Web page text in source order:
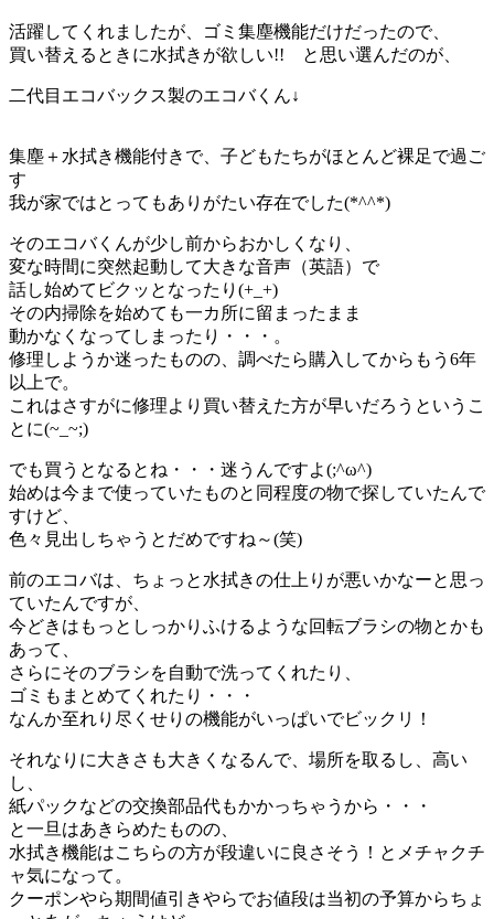
活躍してくれましたが、ゴミ集塵機能だけだったので、
買い替えるときに水拭きが欲しい!! と思い選んだのが、
二代目エコバックス製のエコバくん↓
集塵＋水拭き機能付きで、子どもたちがほとんど裸足で過ご
す
我が家ではとってもありがたい存在でした(*^^*)
そのエコバくんが少し前からおかしくなり、
変な時間に突然起動して大きな音声（英語）で
話し始めてビクッとなったり(+_+)
その内掃除を始めても一カ所に留まったまま
動かなくなってしまったり・・・。
修理しようか迷ったものの、調べたら購入してからもう6年
以上で。
これはさすがに修理より買い替えた方が早いだろうというこ
とに(~_~;)
でも買うとなるとね・・・迷うんですよ(;^ω^)
始めは今まで使っていたものと同程度の物で探していたんで
すけど、
色々見出しちゃうとだめですね～(笑)
前のエコバは、ちょっと水拭きの仕上りが悪いかなーと思っ
ていたんですが、
今どきはもっとしっかりふけるような回転ブラシの物とかも
あって、
さらにそのブラシを自動で洗ってくれたり、
ゴミもまとめてくれたり・・・
なんか至れり尽くせりの機能がいっぱいでビックリ！
それなりに大きさも大きくなるんで、場所を取るし、高い
し、
紙パックなどの交換部品代もかかっちゃうから・・・
と一旦はあきらめたものの、
水拭き機能はこちらの方が段違いに良さそう！とメチャクチ
ャ気になって。
クーポンやら期間値引きやらでお値段は当初の予算からちょ